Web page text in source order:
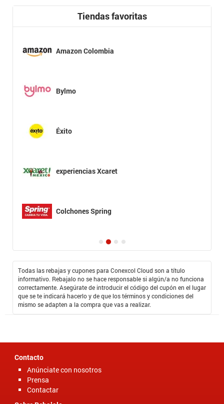
Tiendas favoritas
Amazon Colombia
Bylmo
Éxito
experiencias Xcaret
Colchones Spring
Todas las rebajas y cupones para Conexcol Cloud son a título
informativo. Rebajalo no se hace responsable si algún/a no funciona
correctamente. Asegúrate de introducir el código del cupón en el lugar
que se te indicará hacerlo y de que los términos y condiciones del
mismo se adapten a la compra que vas a realizar.
Contacto
Anúnciate con nosotros
Prensa
Contactar